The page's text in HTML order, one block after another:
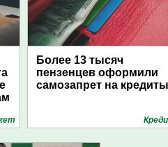
Более 13 тысяч
пензенцев оформили
самозапрет на кредиты